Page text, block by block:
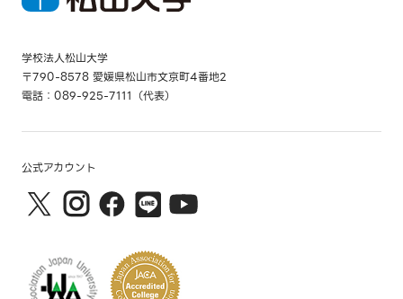
学校法人松山大学
〒790-8578 愛媛県松山市文京町4番地2
電話：089-925-7111（代表）
公式アカウント